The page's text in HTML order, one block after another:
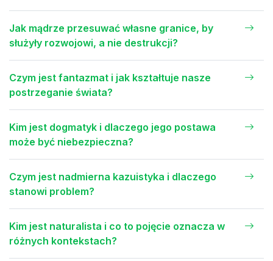
Jak mądrze przesuwać własne granice, by
służyły rozwojowi, a nie destrukcji?
Czym jest fantazmat i jak kształtuje nasze
postrzeganie świata?
Kim jest dogmatyk i dlaczego jego postawa
może być niebezpieczna?
Czym jest nadmierna kazuistyka i dlaczego
stanowi problem?
Kim jest naturalista i co to pojęcie oznacza w
różnych kontekstach?